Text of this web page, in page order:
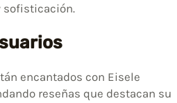
sofisticación.
encantados con Eisele
reseñas que destacan su